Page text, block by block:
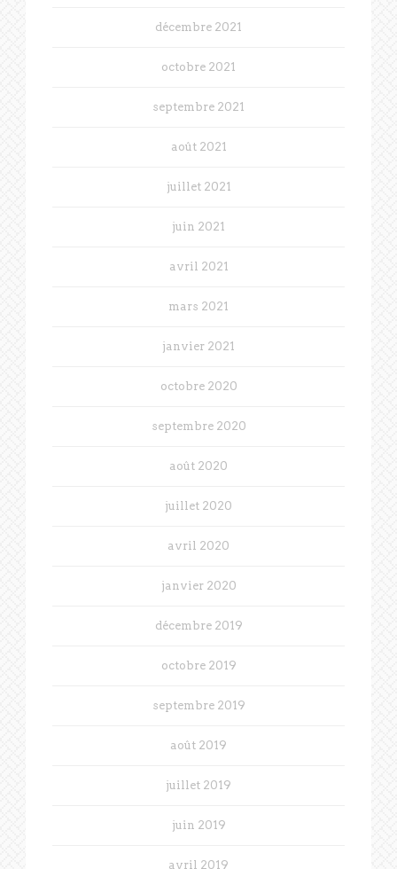
décembre 2021
octobre 2021
septembre 2021
août 2021
juillet 2021
juin 2021
avril 2021
mars 2021
janvier 2021
octobre 2020
septembre 2020
août 2020
juillet 2020
avril 2020
janvier 2020
décembre 2019
octobre 2019
septembre 2019
août 2019
juillet 2019
juin 2019
avril 2019